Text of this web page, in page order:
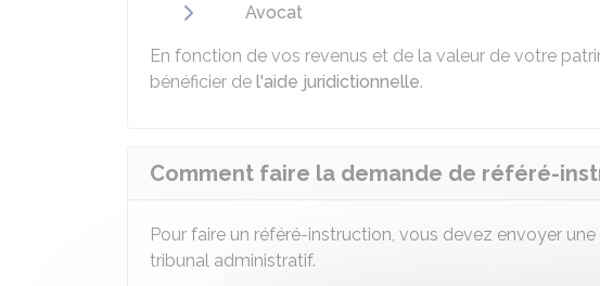
Avocat
En fonction de vos revenus et de la valeur de votre
bénéficier de l'aide juridictionnelle.
Comment faire la demande de référé-
Pour faire un référé-instruction, vous devez envoyer une
tribunal administratif.